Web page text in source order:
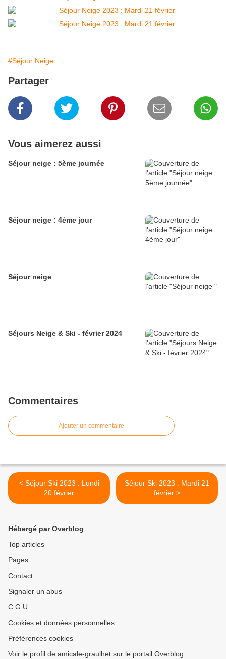
#Séjour Neige
Partager
Vous aimerez aussi
Séjour neige : 5ème journée
Séjour neige : 4ème jour
Séjour neige
Séjours Neige & Ski - février 2024
Commentaires
Ajouter un commentaire
< Séjour Ski 2023 : Lundi
20 février
Séjour Ski 2023 : Mardi 21
février >
Hébergé par Overblog
Top articles
Pages
Contact
Signaler un abus
C.G.U.
Cookies et données personnelles
Préférences cookies
Voir le profil de amicale-graulhet sur le portail Overblog